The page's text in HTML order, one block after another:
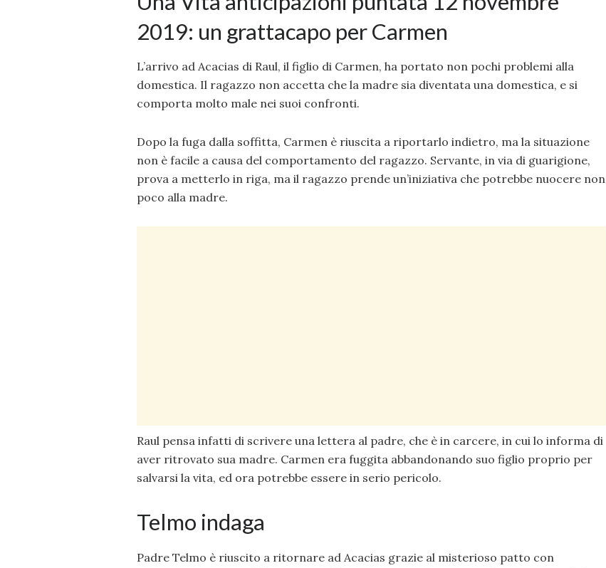
2019: un grattacapo per Carmen
L’arrivo ad Acacias di Raul, il figlio di Carmen, ha portato non pochi problemi alla
domestica. Il ragazzo non accetta che la madre sia diventata una domestica, e si
comporta molto male nei suoi confronti.
Dopo la fuga dalla soffitta, Carmen è riuscita a riportarlo indietro, ma la situazione
non è facile a causa del comportamento del ragazzo. Servante, in via di guarigione,
prova a metterlo in riga, ma il ragazzo prende un’iniziativa che potrebbe nuocere non
poco alla madre.
Raul pensa infatti di scrivere una lettera al padre, che è in carcere, in cui lo informa di
aver ritrovato sua madre. Carmen era fuggita abbandonando suo figlio proprio per
salvarsi la vita, ed ora potrebbe essere in serio pericolo.
Telmo indaga
Padre Telmo è riuscito a ritornare ad Acacias grazie al misterioso patto con